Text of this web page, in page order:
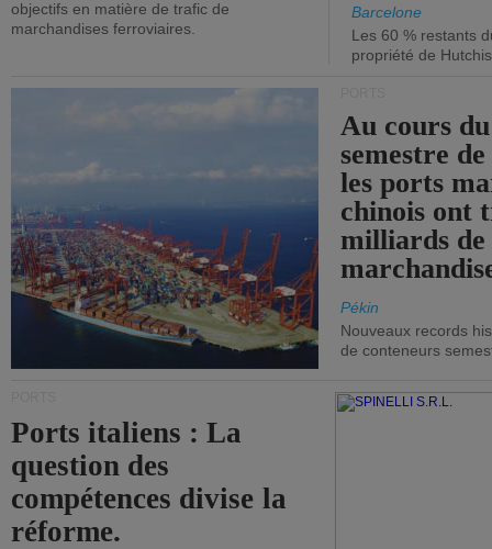
objectifs en matière de trafic de
marchandises ferroviaires.
Barcelone
Les 60 % restants
propriété de
Au cours
semestre
les ports
chinois ont
milliards de
Pékin
Nouveaux records
de conteneurs
Ports italiens : La
question des
compétences divise la
réforme.